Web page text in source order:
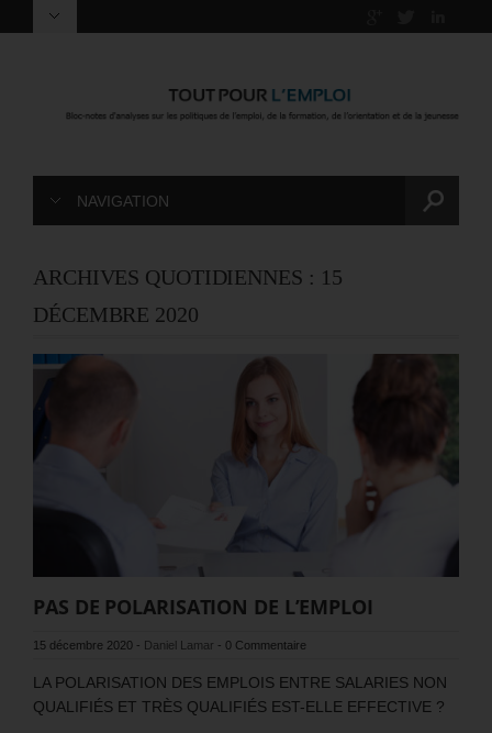
NAVIGATION
ARCHIVES QUOTIDIENNES : 15
DÉCEMBRE 2020
PAS DE POLARISATION DE L’EMPLOI
15 décembre 2020 - Daniel Lamar - 0 Commentaire
LA POLARISATION DES EMPLOIS ENTRE SALARIES NON
QUALIFIÉS ET TRÈS QUALIFIÉS EST-ELLE EFFECTIVE ?